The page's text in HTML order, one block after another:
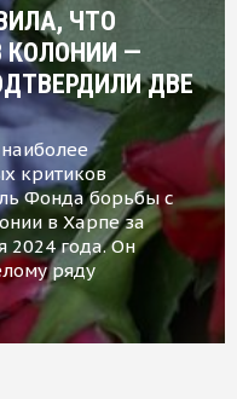
ЧТО
КОЛОНИИ —
ДВЕ
критиков
Фонда борьбы с
в Харпе за
2024 года. Он
ряду